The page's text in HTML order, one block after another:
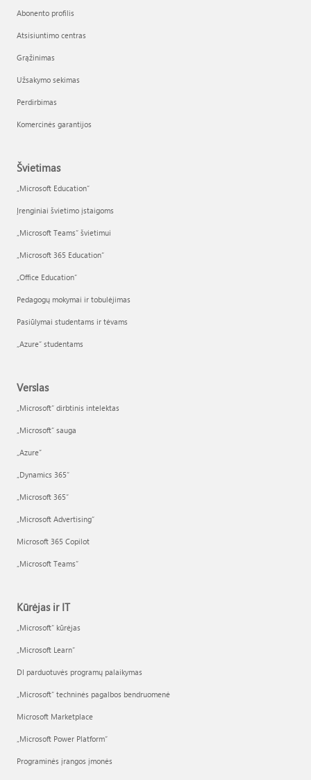
Abonento profilis
Atsisiuntimo centras
Grąžinimas
Užsakymo sekimas
Perdirbimas
Komercinės garantijos
Švietimas
„Microsoft Education“
Įrenginiai švietimo įstaigoms
„Microsoft Teams“ švietimui
„Microsoft 365 Education“
„Office Education“
Pedagogų mokymai ir tobulėjimas
Pasiūlymai studentams ir tėvams
„Azure“ studentams
Verslas
„Microsoft“ dirbtinis intelektas
„Microsoft“ sauga
„Azure”
„Dynamics 365“
„Microsoft 365“
„Microsoft Advertising“
Microsoft 365 Copilot
„Microsoft Teams“
Kūrėjas ir IT
„Microsoft“ kūrėjas
„Microsoft Learn“
DI parduotuvės programų palaikymas
„Microsoft“ techninės pagalbos bendruomenė
Microsoft Marketplace
„Microsoft Power Platform“
Programinės įrangos įmonės